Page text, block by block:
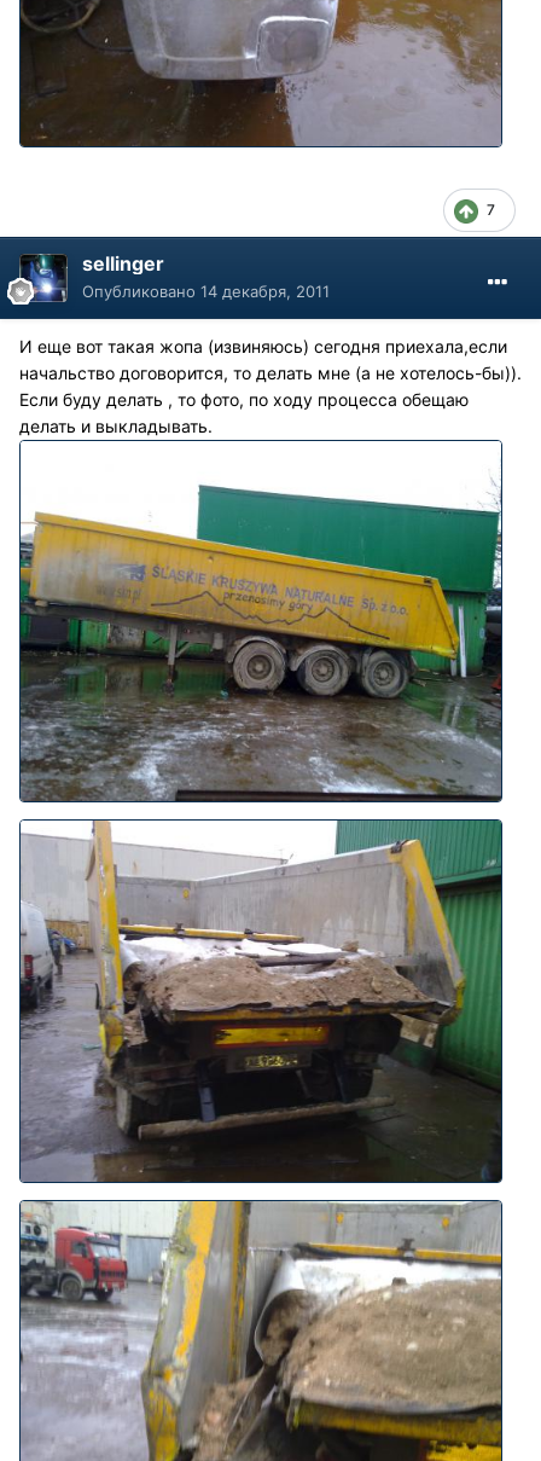
7
sellinger
Опубликовано 14 декабря, 2011
И еще вот такая жопа (извиняюсь) сегодня приехала,если
начальство договорится, то делать мне (а не хотелось-бы)).
Если буду делать , то фото, по ходу процесса обещаю
делать и выкладывать.